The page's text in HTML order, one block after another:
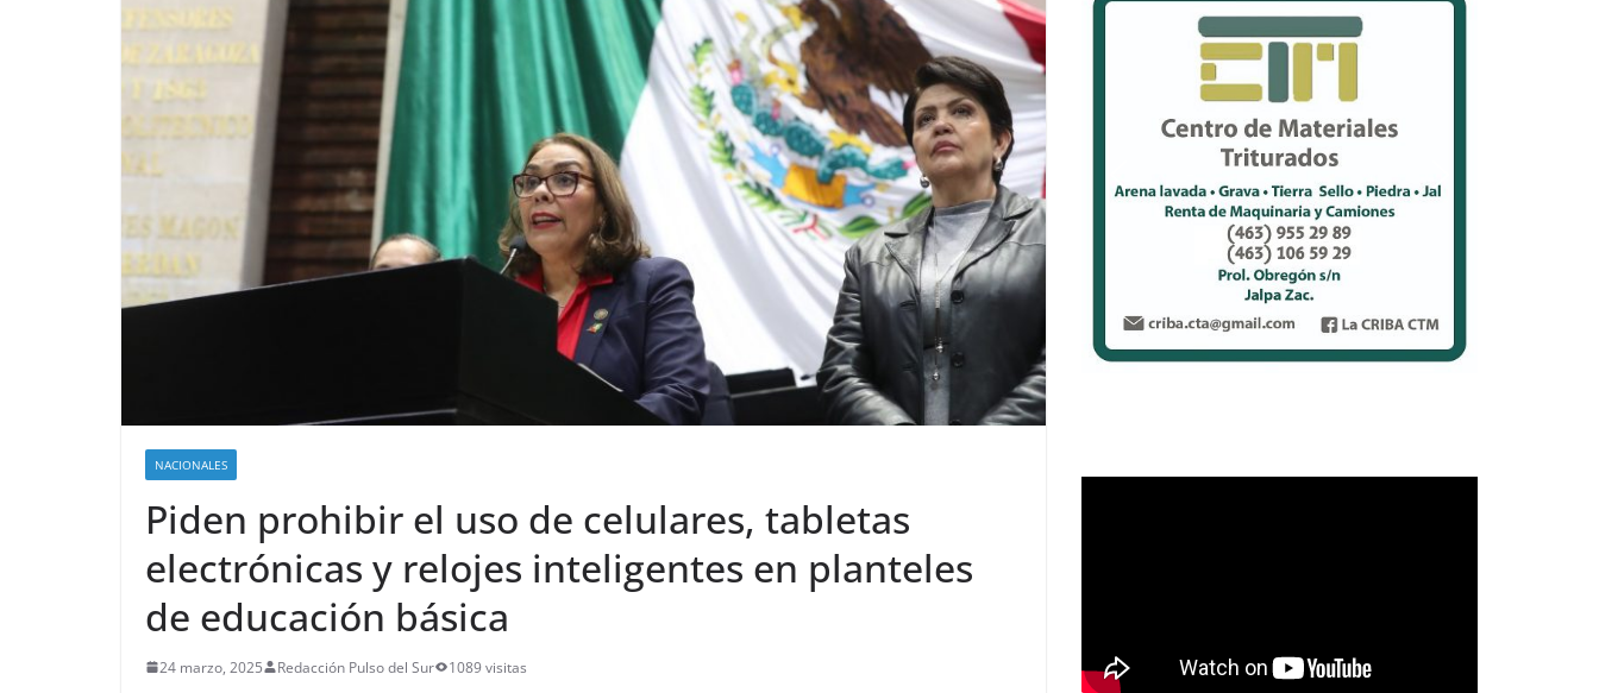
NACIONALES
Piden prohibir el uso de celulares, tabletas
electrónicas y relojes inteligentes en planteles
de educación básica
24 marzo, 2025 Redacción Pulso del Sur 1089 visitas